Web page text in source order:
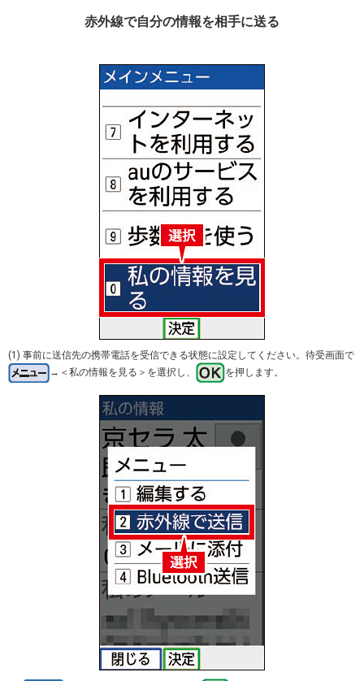
赤外線で自分の情報を相手に送る
(1) 事前に送信先の携帯電話を受信できる状態に設定してください。待受画面で
→＜私の情報を見る＞を選択し、
を押します。